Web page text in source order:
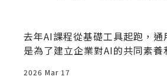
去年AI課程從基礎工具起跑，
是為了建立企業對AI的共同素
2026 Mar 17